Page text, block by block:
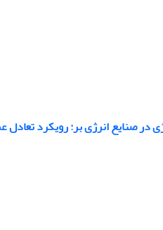
در صنایع انرژی بر: رویکرد